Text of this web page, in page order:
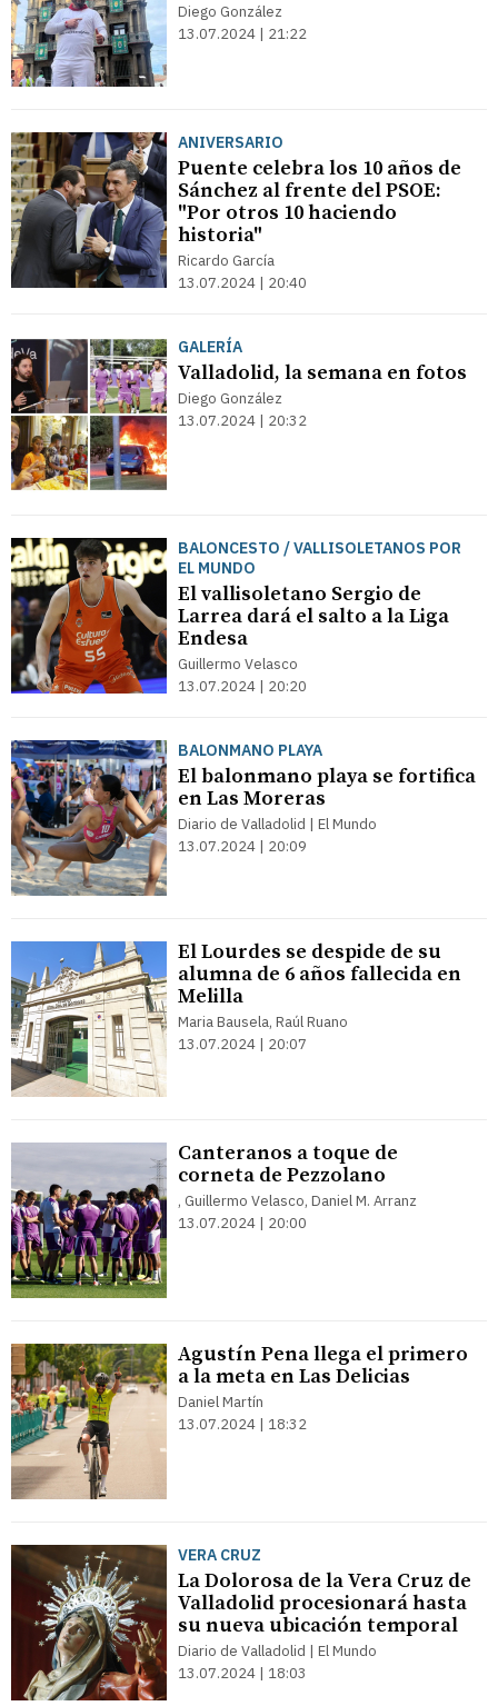
Diego González
13.07.2024 | 21:22
ANIVERSARIO
Puente celebra los 10 años de
Sánchez al frente del PSOE:
"Por otros 10 haciendo
historia"
Ricardo García
13.07.2024 | 20:40
GALERÍA
Valladolid, la semana en fotos
Diego González
13.07.2024 | 20:32
BALONCESTO / VALLISOLETANOS POR
EL MUNDO
El vallisoletano Sergio de
Larrea dará el salto a la Liga
Endesa
Guillermo Velasco
13.07.2024 | 20:20
BALONMANO PLAYA
El balonmano playa se fortifica
en Las Moreras
Diario de Valladolid | El Mundo
13.07.2024 | 20:09
El Lourdes se despide de su
alumna de 6 años fallecida en
Melilla
Maria Bausela, Raúl Ruano
13.07.2024 | 20:07
Canteranos a toque de
corneta de Pezzolano
, Guillermo Velasco, Daniel M. Arranz
13.07.2024 | 20:00
Agustín Pena llega el primero
a la meta en Las Delicias
Daniel Martín
13.07.2024 | 18:32
VERA CRUZ
La Dolorosa de la Vera Cruz de
Valladolid procesionará hasta
su nueva ubicación temporal
Diario de Valladolid | El Mundo
13.07.2024 | 18:03